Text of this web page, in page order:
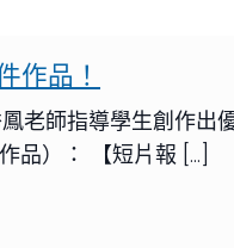
作品！
師指導學生創作出
品）： 【短片報 […]